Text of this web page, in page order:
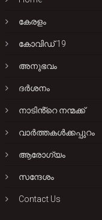
കേരളം
കോവിഡ് 19
അനുഭവം
ദർശനം
നാടിൻ്റെ നന്മക്ക്
വാർത്തകൾക്കപ്പുറം
ആരോഗ്യം
സന്ദേശം
Contact Us